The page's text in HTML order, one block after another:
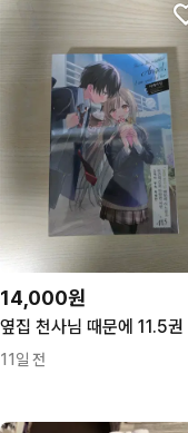
14,000원
11일 전